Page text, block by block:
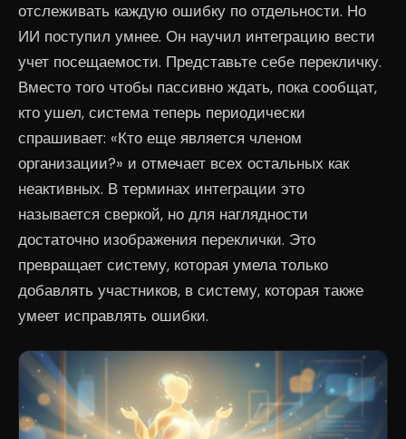
отслеживать каждую ошибку по отдельности. Но
ИИ поступил умнее. Он научил интеграцию вести
учет посещаемости. Представьте себе перекличку.
Вместо того чтобы пассивно ждать, пока сообщат,
кто ушел, система теперь периодически
спрашивает: «Кто еще является членом
организации?» и отмечает всех остальных как
неактивных. В терминах интеграции это
называется сверкой, но для наглядности
достаточно изображения переклички. Это
превращает систему, которая умела только
добавлять участников, в систему, которая также
умеет исправлять ошибки.